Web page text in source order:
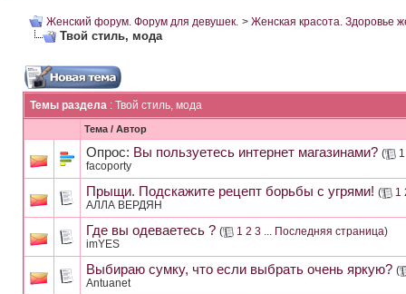
Женский форум. Форум для девушек. > Женская красота. Здоровье
Твой стиль, мода
Темы раздела : Твой стиль, мода
Тема / Автор
Опрос: Вы пользуетесь интернет магазинами? (
1
facoporty
Прыщи. Подскажите рецепт борьбы с угрями! ( 1
AЛЛА ВЕРДЯН
Где вы одеваетесь ? ( 1 2 3 ... Последняя страница)
imYES
Выбираю сумку, что если выбрать очень яркую? (
Antuanet